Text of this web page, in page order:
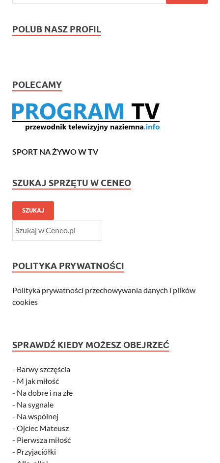
POLUB NASZ PROFIL
POLECAMY
SPORT NA ŻYWO W TV
SZUKAJ SPRZĘTU W CENEO
SZUKAJ
POLITYKA PRYWATNOŚCI
Polityka prywatności przechowywania danych i plików
cookies
SPRAWDŹ KIEDY MOŻESZ OBEJRZEĆ
- Barwy szczęścia
- M jak miłość
- Na dobre i na złe
- Na sygnale
- Na wspólnej
- Ojciec Mateusz
- Pierwsza miłość
- Przyjaciółki